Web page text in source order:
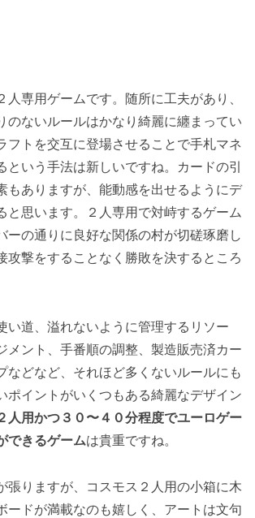
人専用ゲームです。随所に工夫があり、
のないルールはかなり綺麗に纏まってい
フトを交互に登場させることで手札マネ
という手法は新しいですね。カードの引
もありますが、能動感を出せるようにデ
と思います。２人専用で対峙するゲーム
ーの通りに良好な関係の村が切磋琢磨し
攻撃をすることなく勝敗を決するところ
い道、溢れないように管理するリソー
メント、手番順の調整、製造販売済カー
などなど、それほど多くないルールにも
ポイントがいくつもある綺麗なデザイン
人用かつ３０〜４０分程度でユーロゲー
できるゲームは貴重ですね。
張りますが、コスモス２人用の小箱に木
ードが満載なのも嬉しく、アートは文句